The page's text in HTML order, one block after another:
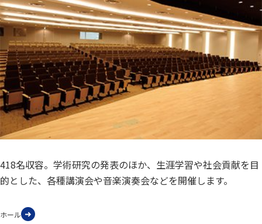
418名収容。学術研究の発表のほか、生涯学習や社会貢献を目
的とした、各種講演会や音楽演奏会などを開催します。
ホール